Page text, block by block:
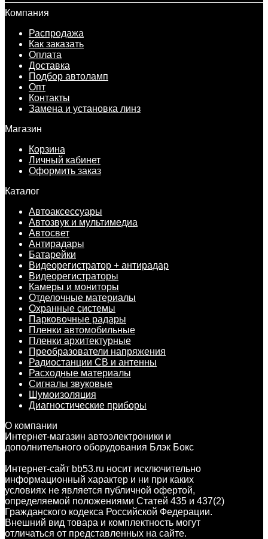
Компания
Распродажа
Как заказать
Оплата
Доставка
Подбор автоламп
Опт
Контакты
Замена и установка линз
Магазин
Корзина
Личный кабинет
Оформить заказ
Каталог
Автоаксессуары
Автозвук и мультимедиа
Автосвет
Антирадары
Батарейки
Видеорегистратор + антирадар
Видеорегистраторы
Камеры и мониторы
Отделочные материалы
Охранные системы
Парковочные радары
Пленки автомобильные
Пленки архитектурные
Преобразователи напряжения
Радиостанции CB и антенны
Расходные материалы
Сигналы звуковые
Шумоизоляция
Диагностические приборы
О компании
Интернет-магазин автоэлектроники и
дополнительного оборудования Блэк Бокс
Интернет-сайт bb53.ru носит исключительно
информационный характер и ни при каких
условиях не является публичной офертой,
определяемой положениями Статей 435 и 437(2)
Гражданского кодекса Российской Федерации.
Внешний вид товара и комплектность могут
отличаться от представленных на сайте.